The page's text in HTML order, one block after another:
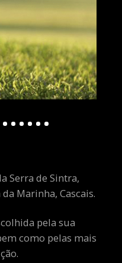
Serra de Sintra,
Marinha, Cascais.
pela sua
como pelas mais